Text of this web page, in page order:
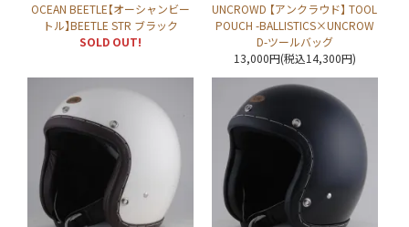
OCEAN BEETLE【オーシャンビー
トル】BEETLE STR ブラック
SOLD OUT!
UNCROWD 【アンクラウド】 TOOL
POUCH -BALLISTICS×UNCROW
D-ツールバッグ
13,000円(税込14,300円)